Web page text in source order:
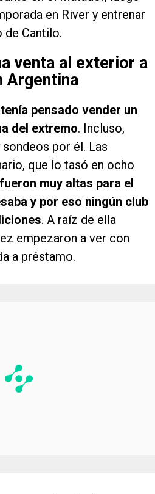
Cantilo.
venta al exterior a
Argentina
pensado vender un
del extremo. Incluso,
por él. Las
que lo tasó en ocho
muy altas para el
y por eso ningún club
. A raíz de ella
empezaron a ver con
a préstamo.